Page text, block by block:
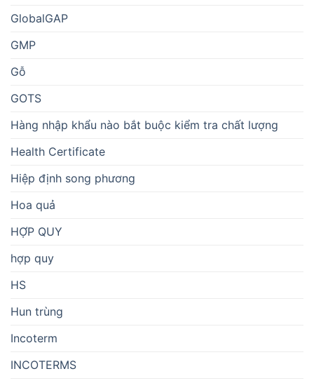
GlobalGAP
GMP
Gỗ
GOTS
Hàng nhập khẩu nào bắt buộc kiểm tra chất lượng
Health Certificate
Hiệp định song phương
Hoa quả
HỢP QUY
hợp quy
HS
Hun trùng
Incoterm
INCOTERMS